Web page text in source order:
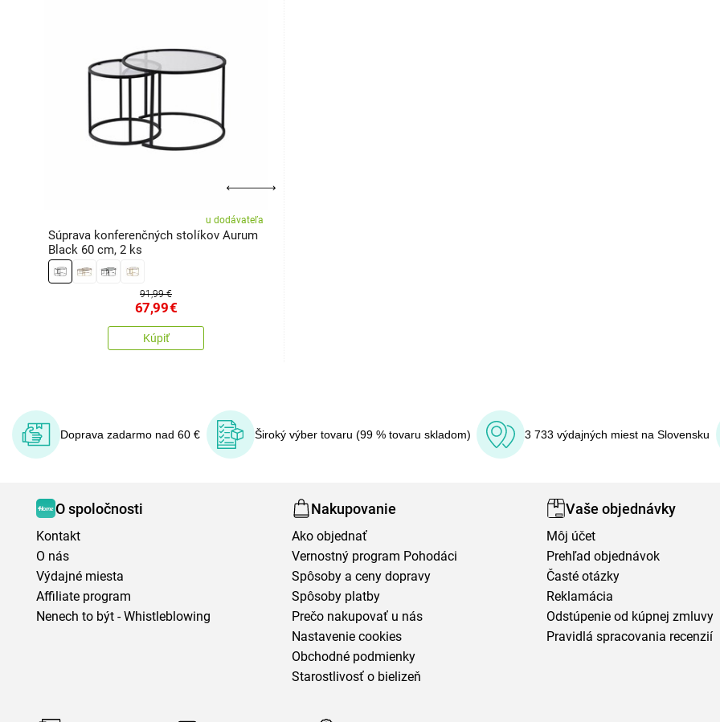
u dodávateľa
Súprava konferenčných stolíkov Aurum
Black 60 cm, 2 ks
91,99 €
67,99€
Kúpiť
Doprava zadarmo nad 60 € Široký výber tovaru (99 % tovaru skladom) 3 733 výdajných miest na Slovensku
O spoločnosti
Kontakt
O nás
Výdajné miesta
Affiliate program
Nenech to být - Whistleblowing
Nakupovanie
Ako objednať
Vernostný program Pohodáci
Spôsoby a ceny dopravy
Spôsoby platby
Prečo nakupovať u nás
Nastavenie cookies
Obchodné podmienky
Starostlivosť o bielizeň
Vaše objednávky
Môj účet
Prehľad objednávok
Časté otázky
Reklamácia
Odstúpenie od kúpnej zmluvy
Pravidlá spracovania recenzií